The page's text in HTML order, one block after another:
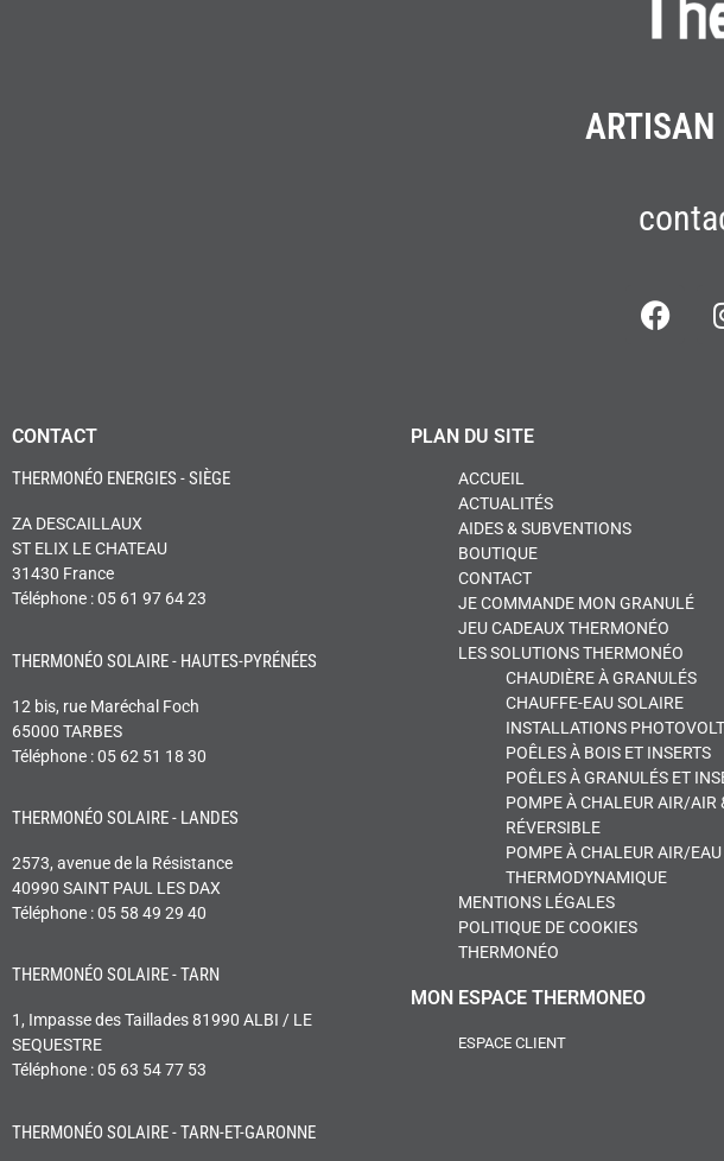
ARTISAN
CONTACT
THERMONÉO ENERGIES - SIÈGE
ZA DESCAILLAUX
ST ELIX LE CHATEAU
31430 France
Téléphone : 05 61 97 64 23
THERMONÉO SOLAIRE - HAUTES-PYRÉNÉES
12 bis, rue Maréchal Foch
65000 TARBES
Téléphone : 05 62 51 18 30
THERMONÉO SOLAIRE - LANDES
2573, avenue de la Résistance
40990 SAINT PAUL LES DAX
Téléphone : 05 58 49 29 40
THERMONÉO SOLAIRE - TARN
1, Impasse des Taillades 81990 ALBI / LE
SEQUESTRE
Téléphone : 05 63 54 77 53
THERMONÉO SOLAIRE - TARN-ET-GARONNE
PLAN DU SITE
ACCUEIL
ACTUALITÉS
AIDES & SUBVENTIONS
BOUTIQUE
CONTACT
JE COMMANDE MON GRANULÉ
JEU CADEAUX THERMONÉO
LES SOLUTIONS THERMONÉO
CHAUDIÈRE À GRANULÉS
CHAUFFE-EAU SOLAIRE
INSTALLATIONS
POÊLES À BOIS ET INSERTS
POÊLES À GRANULÉS ET
POMPE À CHALEUR AIR/AIR
RÉVERSIBLE
POMPE À CHALEUR AIR/EAU
THERMODYNAMIQUE
MENTIONS LÉGALES
POLITIQUE DE COOKIES
THERMONÉO
MON ESPACE THERMONEO
ESPACE CLIENT